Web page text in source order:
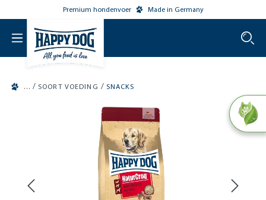
Premium hondenvoer Made in Germany
/ SOORT VOEDING / SNACKS